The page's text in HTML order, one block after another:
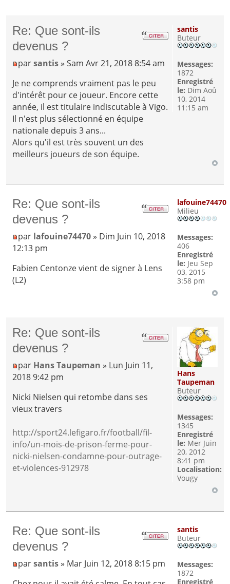
Re: Que sont-ils
devenus ?
parsantis » Sam Avr 21, 2018 8:54 am
Je ne comprends vraiment pas le peu
d'intérêt pour ce joueur. Encore cette
année, il est titulaire indiscutable à Vigo.
Il n'est plus sélectionné en équipe
nationale depuis 3 ans...
Alors qu'il est très souvent un des
meilleurs joueurs de son équipe.
santis
Buteur
Messages:
1872
Enregistré
le: Dim Aoû
10, 2014
11:15 am
Re: Que sont-ils
devenus ?
par lafouine74470» Dim Juin 10, 2018
12:13 pm
Fabien Centonze vient de signer à Lens
(L2)
lafouine74470
Milieu
Messages:
406
Enregistré
le: Jeu Sep
03, 2015
3:58 pm
Re: Que sont-ils
devenus ?
par Hans Taupeman » Lun Juin 11,
2018 9:42 pm
Nicki Nielsen qui retombe dans ses
vieux travers
http://sport24.lefigaro.fr/football/fil-
info/un-mois-de-prison-ferme-pour-
nicki-nielsen-condamne-pour-outrage-
et-violences-912978
Hans
Taupeman
Buteur
Messages:
1345
Enregistré
le: Mer Juin
20, 2012
8:41 pm
Localisation:
Vougy
Re: Que sont-ils
devenus ?
parsantis» Mar Juin 12, 2018 8:15 pm
santis
Buteur
Messages:
1872
Enregistré